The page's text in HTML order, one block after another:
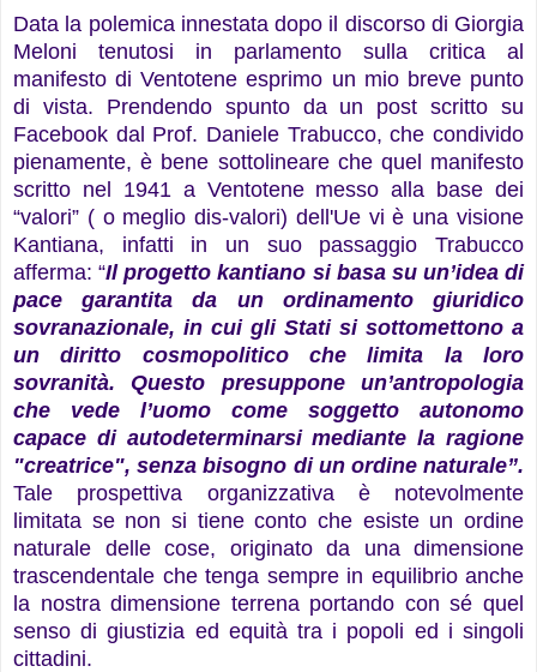
Data la polemica innestata dopo il discorso di Giorgia
Meloni tenutosi in parlamento sulla critica al
manifesto di Ventotene esprimo un mio breve punto
di vista. Prendendo spunto da un post scritto su
Facebook dal Prof. Daniele Trabucco, che condivido
pienamente, è bene sottolineare che quel manifesto
scritto nel 1941 a Ventotene messo alla base dei
“valori” ( o meglio dis-valori) dell'Ue vi è una visione
Kantiana, infatti in un suo passaggio Trabucco
afferma: “Il progetto kantiano si basa su un’idea di
pace garantita da un ordinamento giuridico
sovranazionale, in cui gli Stati si sottomettono a
un diritto cosmopolitico che limita la loro
sovranità. Questo presuppone un’antropologia
che vede l’uomo come soggetto autonomo
capace di autodeterminarsi mediante la ragione
"creatrice", senza bisogno di un ordine naturale”.
Tale prospettiva organizzativa è notevolmente
limitata se non si tiene conto che esiste un ordine
naturale delle cose, originato da una dimensione
trascendentale che tenga sempre in equilibrio anche
la nostra dimensione terrena portando con sé quel
senso di giustizia ed equità tra i popoli ed i singoli
cittadini.